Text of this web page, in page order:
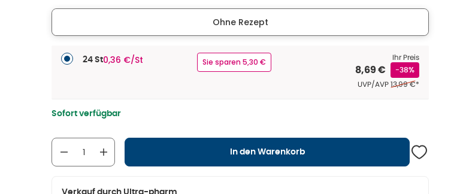
Ohne Rezept
24 St0,36 €/St Sie sparen 5,30 € Ihr Preis
8,69 € -38%
UVP/AVPEhemaliger Preis
13,99 €*
Sofort verfügbar
In den Warenkorb
Verkauf durch Ultra-pharm